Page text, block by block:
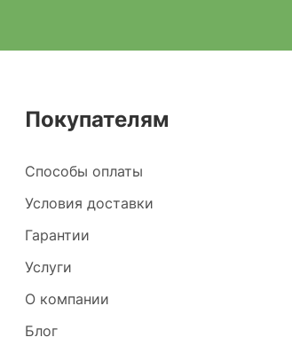
Покупателям
Способы оплаты
Условия доставки
Гарантии
Услуги
О компании
Блог